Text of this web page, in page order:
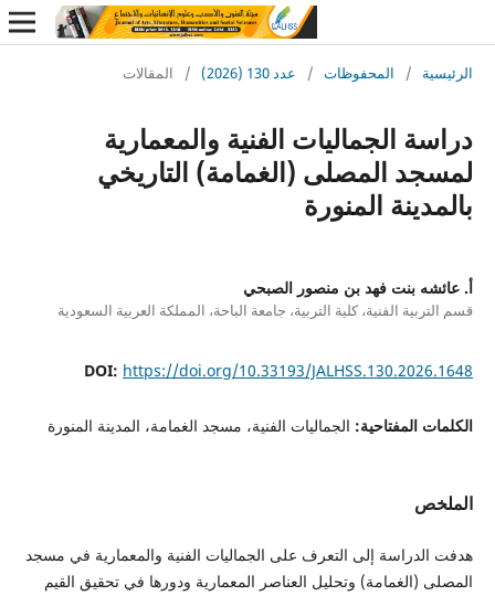
/ المحفوظات / عدد 130 (2026) / المقالات
الجماليات الفنية والمعمارية
المصلى (الغمامة) التاريخي
المنورة
بنت فهد بن منصور الصبحي
الفنية، كلية التربية، جامعة الباحة، المملكة العربية السعودية
DOI:https://doi.org/10.33193/
المفتاحية:الجماليات الفنية، مسجد الغمامة، المدينة المنورة
إلى التعرف على الجماليات الفنية والمعمارية في مسجد
وتحليل العناصر المعمارية ودورها في تحقيق القيم